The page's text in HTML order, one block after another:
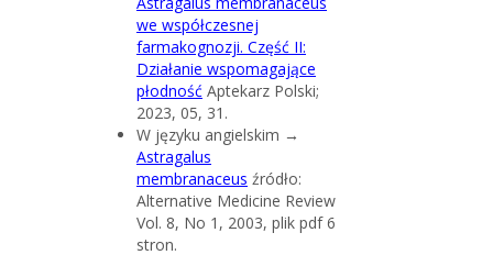
we współczesnej
farmakognozji. Część II:
Działanie wspomagające
płodność Aptekarz Polski;
2023, 05, 31.
W języku angielskim →
Astragalus
membranaceus źródło:
Alternative Medicine Review
Vol. 8, No 1, 2003, plik pdf 6
stron.